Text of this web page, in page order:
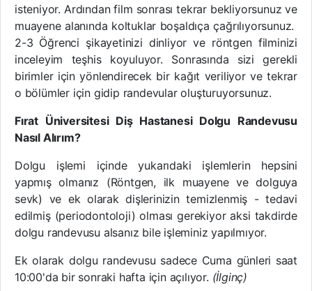
isteniyor. Ardından film sonrası tekrar bekliyorsunuz ve
muayene alanında koltuklar boşaldıça çağrılıyorsunuz.
2-3 Öğrenci şikayetinizi dinliyor ve röntgen filminizi
inceleyim teşhis koyuluyor. Sonrasında sizi gerekli
birimler için yönlendirecek bir kağıt veriliyor ve tekrar
o bölümler için gidip randevular oluşturuyorsunuz.
Fırat Üniversitesi Diş Hastanesi Dolgu Randevusu
Nasıl Alırım?
Dolgu işlemi içinde yukarıdaki işlemlerin hepsini
yapmış olmanız (Röntgen, ilk muayene ve dolguya
sevk) ve ek olarak dişlerinizin temizlenmiş - tedavi
edilmiş (periodontoloji) olması gerekiyor aksi takdirde
dolgu randevusu alsanız bile işleminiz yapılmıyor.
Ek olarak dolgu randevusu sadece Cuma günleri saat
10:00'da bir sonraki hafta için açılıyor. (İlginç)